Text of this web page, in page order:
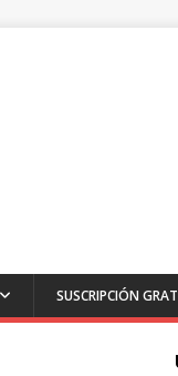
SUSCRIPCIÓN